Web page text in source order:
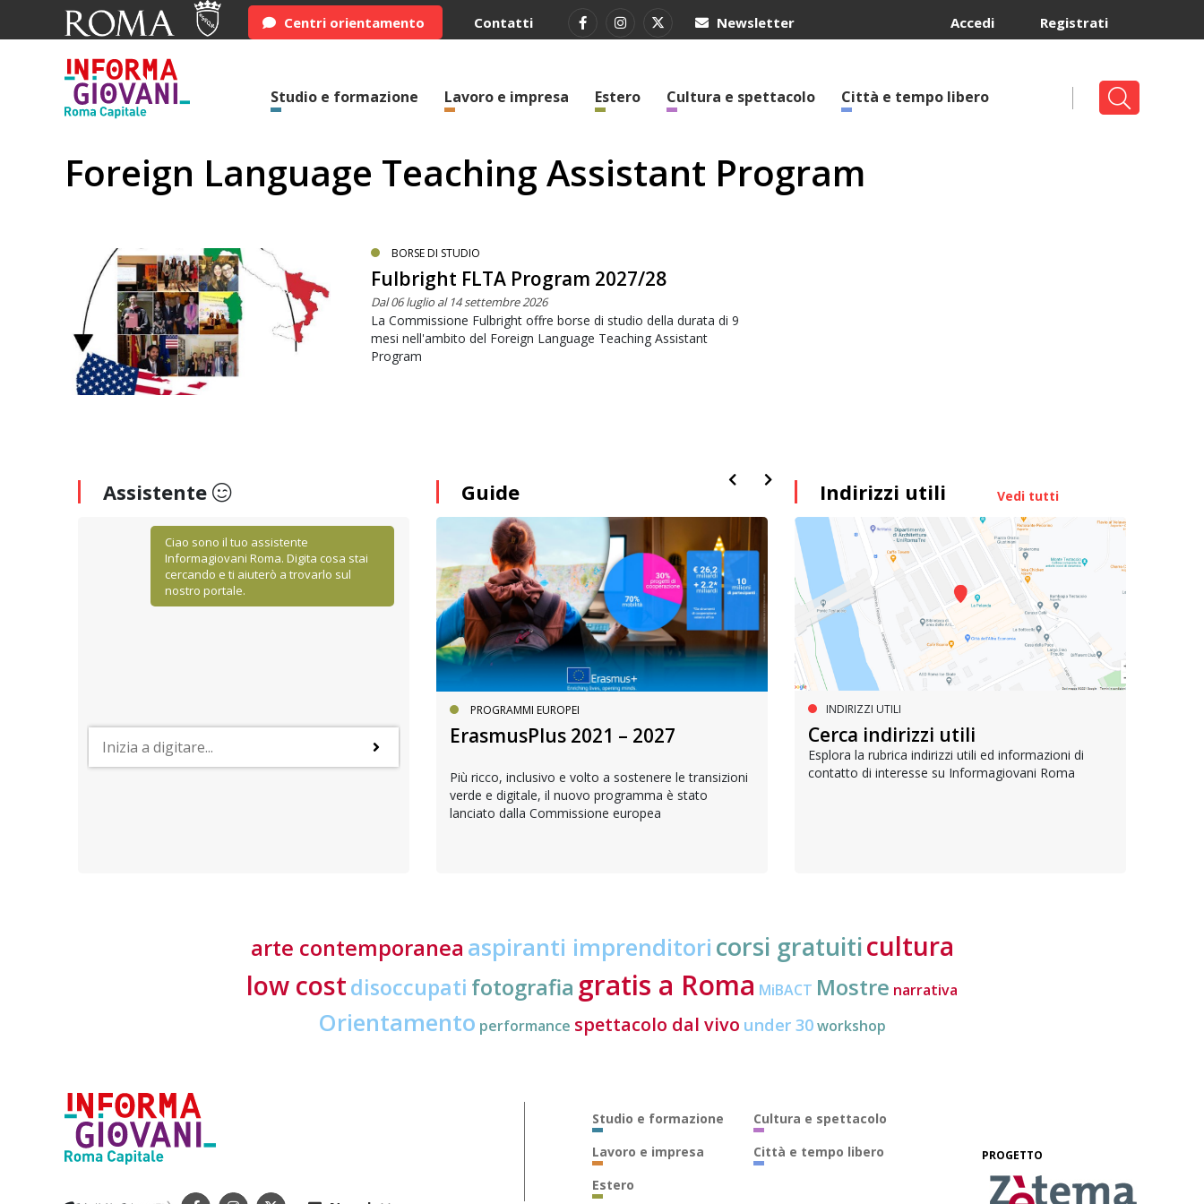
Centri orientamento Contatti Newsletter Registrati
Accedi
Studio e formazione Lavoro e impresa Estero Cultura e spettacolo Città e tempo libero
Foreign Language Teaching Assistant Program
BORSE DI STUDIO
Fulbright FLTA Program 2027/28
Dal 06 luglio al 14 settembre 2026
La Commissione Fulbright offre borse di studio della durata di 9
mesi nell'ambito del Foreign Language Teaching Assistant
Program
Assistente
Ciao sono il tuo assistente
Informagiovani Roma. Digita cosa stai
cercando e ti aiuterò a trovarlo sul
nostro portale.
Guide
Il sistema universitario in Belgio
PROGRAMMI EUROPEI
ErasmusPlus 2021 – 2027
Più ricco, inclusivo e volto a sostenere le transizioni
verde e digitale, il nuovo programma è stato
lanciato dalla Commissione europea
PROGETTI EUROPEI
IMPEU – Improving inclusion in
EU
Indirizzi utili Vedi tutti
INDIRIZZI UTILI
Cerca indirizzi utili
Esplora la rubrica indirizzi utili ed informazioni di
contatto di interesse su Informagiovani Roma
arte contemporanea aspiranti imprenditori corsi gratuiticultura
low costdisoccupati fotografia gratis a Roma MiBACT Mostre narrativa
Orientamento performance spettacolo dal vivo under 30workshop
Studio e formazione
Lavoro e impresa
Estero
Cultura e spettacolo
Città e tempo libero
PROGETTO